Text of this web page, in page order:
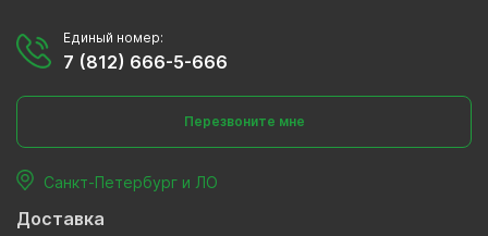
Единый номер:
7 (812) 666-5-666
Перезвоните мне
Санкт-Петербург и ЛО
Доставка